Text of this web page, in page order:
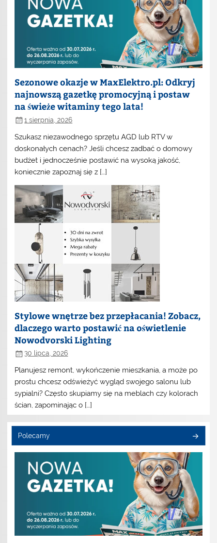
Sezonowe okazje w MaxElektro.pl: Odkryj
najnowszą gazetkę promocyjną i postaw
na świeże witaminy tego lata!
1 sierpnia, 2026
Szukasz niezawodnego sprzętu AGD lub RTV w
doskonałych cenach? Jeśli chcesz zadbać o domowy
budżet i jednocześnie postawić na wysoką jakość,
koniecznie zapoznaj się z […]
Stylowe wnętrze bez przepłacania! Zobacz,
dlaczego warto postawić na oświetlenie
Nowodvorski Lighting
30 lipca, 2026
Planujesz remont, wykończenie mieszkania, a może po
prostu chcesz odświeżyć wygląd swojego salonu lub
sypialni? Często skupiamy się na meblach czy kolorach
ścian, zapominając o […]
Polecamy